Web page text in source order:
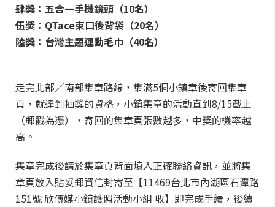
肆獎：五合一手機鏡頭（10名）
伍獎：QTace束口後背袋（20名）
陸獎：台灣主題運動毛巾（40名）
走完北部／南部集章路線，集滿5個小鎮章後寄回集章
頁，就達到抽獎的資格，小鎮集章的活動直到8/15截止
（郵戳為憑），寄回的集章頁張數越多，中獎的機率越
高。
集章完成後請於集章頁背面填入正確聯絡資訊，並將集
章頁放入貼妥郵資信封寄至【11469台北市內湖區石潭路
151號 欣傳媒小鎮護照活動小組 收】即完成手續，後續